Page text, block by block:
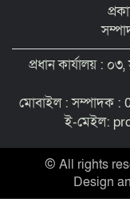
প্রধান কার্যালয় :
মোবাইল : সম্পাদক :
ই-মেইল:
© All rights
Design